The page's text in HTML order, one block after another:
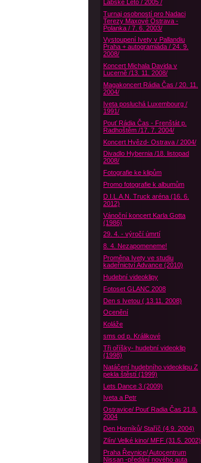
Labské Léto / 2005 /
Turnaj osobností pro Nadaci
Terezy Maxové Ostrava -
Polanka / 7. 6. 2003/
Vystoupení Ivety v Pallandiu
Praha + autogramiáda / 24. 9.
2008/
Koncert Michala Davida v
Lucerně /13. 11. 2008/
Magakoncert Rádia Čas / 20. 11.
2004/
Iveta posluchá Luxembourg /
1991/
Pouť Rádia Čas - Frenštát p.
Radhoštěm /17. 7. 2004/
Koncert Hvězd- Ostrava / 2004/
Divadlo Hybernia /18. listopad
2008/
Fotografie ke klipům
Promo fotografie k albumům
D.I.L.A.N. Truck aréna (16. 6.
2012)
Vánoční koncert Karla Gotta
(1986)
29. 4. - výročí úmrtí
8. 4. Nezapomeneme!
Proměna Ivety ve studiu
kadeřnictví Advance (2010)
Hudební videoklipy
Fotoset GLANC 2008
Den s Ivetou ( 13.11. 2008)
Ocenění
Koláže
sms od p. Králikové
Tři oříšky- hudební videoklip
(1998)
Natáčení hudebního videoklipu Z
pekla štěstí (1999)
Lets Dance 3 (2009)
Iveta a Petr
Ostravice/ Pouť Radia Čas 21.8.
2004
Den Horníků/ Staříč (4.9. 2004)
Zlín/ Velké kino/ MFF (31.5. 2002)
Praha Řevnice/ Autocentrum
Nissan -předání nového auta